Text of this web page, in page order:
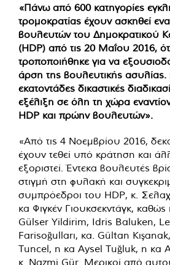
«Πάνω από 600 κατηγορίες
τρομοκρατίας έχουν ασκηθεί
βουλευτών του Δημοκρατικού
(HDP) από τις 20 Μαΐου 2016,
τροποποιήθηκε για να
άρση της βουλευτικής
εκατοντάδες δικαστικές
εξέλιξη σε όλη τη χώρα
HDP και πρώην βουλευτών».
«Από τις 4 Νοεμβρίου 2016,
έχουν τεθεί υπό κράτηση και
εξοριστεί. Έντεκα βουλευτές
στιγμή στη φυλακή και
συμπρόεδροι του HDP, κ.
κα Φιγκέν Γιουκσεκντάγκ, καθώς
Gülser Yildirim, Idris Baluken,
Farisoğulları, κα. Gültan
Tuncel, η κα Aysel Tuğluk, η κα
κ. Nazmi Gür. Μερικοί από